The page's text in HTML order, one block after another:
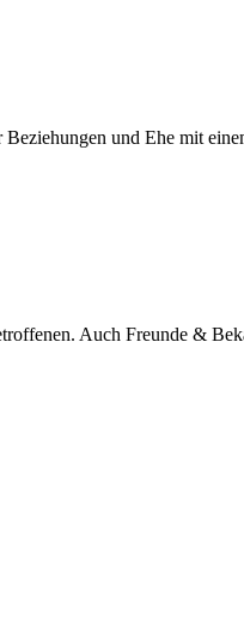
und Ehe mit
Auch Freunde &